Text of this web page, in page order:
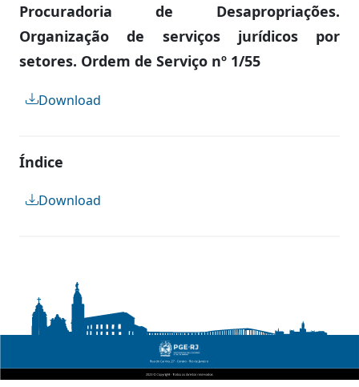
Procuradoria de Desapropriações.
Organização de serviços jurídicos por
setores. Ordem de Serviço nº 1/55
Download
Índice
Download